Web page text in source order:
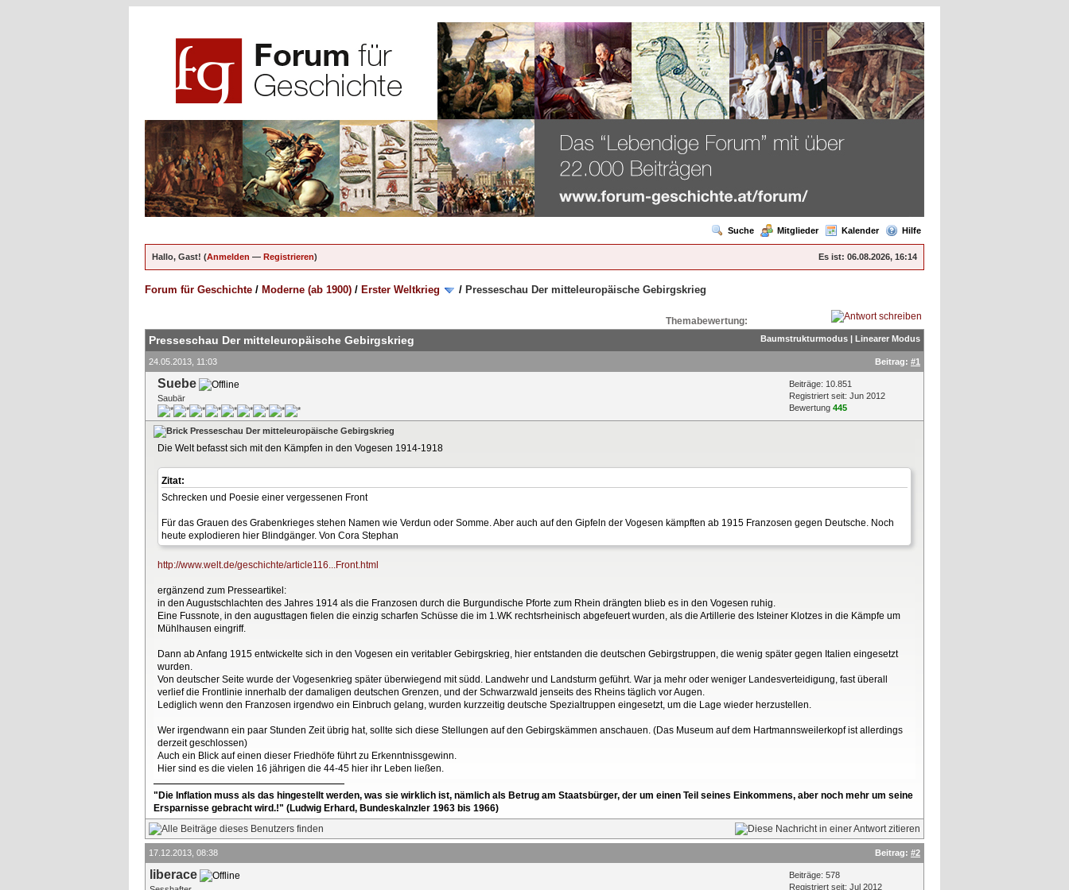
Suche Mitglieder Kalender Hilfe
Es ist: 06.08.2026, 16:14
Hallo, Gast! (Anmelden — Registrieren)
Forum für Geschichte / Moderne (ab 1900) / Erster Weltkrieg / Presseschau Der mitteleuropäische Gebirgskrieg
Themabewertung:
Baumstrukturmodus | Linearer Modus
Presseschau Der mitteleuropäische Gebirgskrieg
24.05.2013, 11:03 Beitrag: #1
Suebe
Saubär
Beiträge: 10.851
Registriert seit: Jun 2012
Bewertung 445
Presseschau Der mitteleuropäische Gebirgskrieg
Die Welt befasst sich mit den Kämpfen in den Vogesen 1914-1918
Zitat:
Schrecken und Poesie einer vergessenen Front
Für das Grauen des Grabenkrieges stehen Namen wie Verdun oder Somme. Aber auch auf den Gipfeln der Vogesen kämpften ab 1915 Franzosen gegen Deutsche. Noch
heute explodieren hier Blindgänger. Von Cora Stephan
http://www.welt.de/geschichte/article116...Front.html
ergänzend zum Presseartikel:
in den Augustschlachten des Jahres 1914 als die Franzosen durch die Burgundische Pforte zum Rhein drängten blieb es in den Vogesen ruhig.
Eine Fussnote, in den augusttagen fielen die einzig scharfen Schüsse die im 1.WK rechtsrheinisch abgefeuert wurden, als die Artillerie des Isteiner Klotzes in die Kämpfe um
Mühlhausen eingriff.
Dann ab Anfang 1915 entwickelte sich in den Vogesen ein veritabler Gebirgskrieg, hier entstanden die deutschen Gebirgstruppen, die wenig später gegen Italien eingesetzt
wurden.
Von deutscher Seite wurde der Vogesenkrieg später überwiegend mit südd. Landwehr und Landsturm geführt. War ja mehr oder weniger Landesverteidigung, fast überall
verlief die Frontlinie innerhalb der damaligen deutschen Grenzen, und der Schwarzwald jenseits des Rheins täglich vor Augen.
Lediglich wenn den Franzosen irgendwo ein Einbruch gelang, wurden kurzzeitig deutsche Spezialtruppen eingesetzt, um die Lage wieder herzustellen.
Wer irgendwann ein paar Stunden Zeit übrig hat, sollte sich diese Stellungen auf den Gebirgskämmen anschauen. (Das Museum auf dem Hartmannsweilerkopf ist allerdings
derzeit geschlossen)
Auch ein Blick auf einen dieser Friedhöfe führt zu Erkenntnissgewinn.
Hier sind es die vielen 16 jährigen die 44-45 hier ihr Leben ließen.
"Die Inflation muss als das hingestellt werden, was sie wirklich ist, nämlich als Betrug am Staatsbürger, der um einen Teil seines Einkommens, aber noch mehr um seine
Ersparnisse gebracht wird.!" (Ludwig Erhard, Bundeskalnzler 1963 bis 1966)
17.12.2013, 08:38 Beitrag: #2
liberace
Beiträge: 578
Registriert seit: Jul 2012